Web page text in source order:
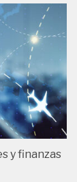
y finanzas